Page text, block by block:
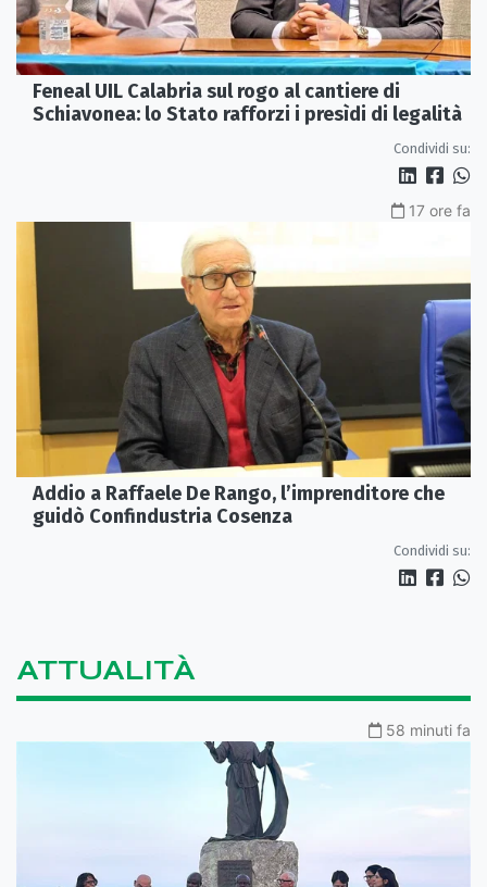
Feneal UIL Calabria sul rogo al cantiere di
Schiavonea: lo Stato rafforzi i presìdi di legalità
Condividi su:
17 ore fa
Addio a Raffaele De Rango, l’imprenditore che
guidò Confindustria Cosenza
Condividi su:
ATTUALITÀ
58 minuti fa